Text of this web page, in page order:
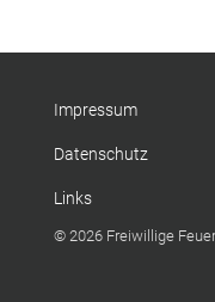
Impressum
Datenschutz
Links
© 2026 Freiwillige